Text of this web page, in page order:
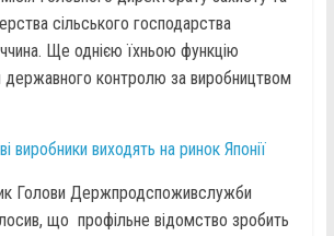
сільського господарства
Ще однією їхньою функцію
державного контролю за виробництвом
виробники виходять на ринок Японії
Голови Держпродспоживслужби
що профільне відомство зробить